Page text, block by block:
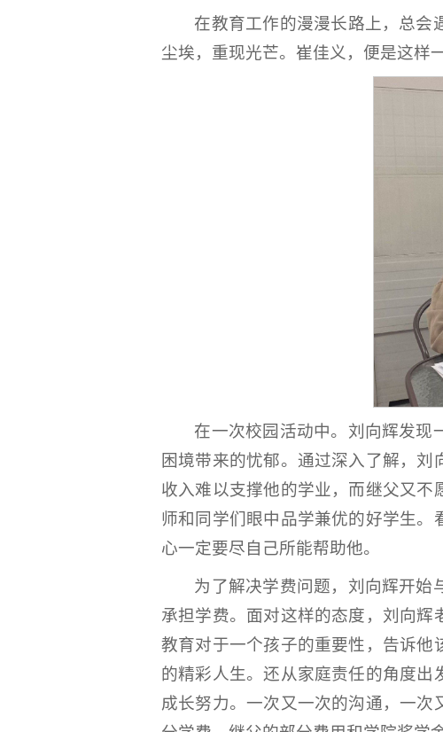
在教育工作的漫漫长路上，总会
尘埃，重现光芒。崔佳义，便是这样
在一次校园活动中。刘向辉发现
困境带来的忧郁。通过深入了解，
收入难以支撑他的学业，而继父又
师和同学们眼中品学兼优的好学生
心一定要尽自己所能帮助他。
为了解决学费问题，刘向辉开始
承担学费。面对这样的态度，刘向
教育对于一个孩子的重要性，告诉
的精彩人生。还从家庭责任的角度
成长努力。一次又一次的沟通，一